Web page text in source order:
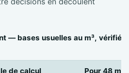
— bases usuelles au m³,
de calcul Pour 48 m³